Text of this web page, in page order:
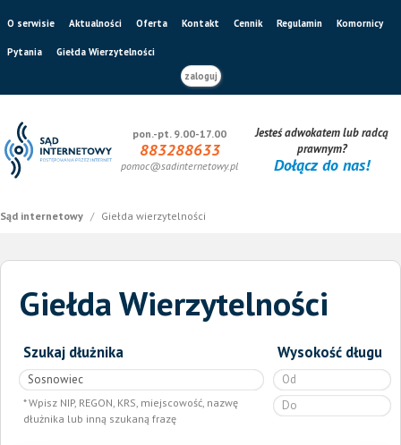
O serwisie Aktualności Oferta Kontakt Cennik Regulamin Komornicy
Pytania
Giełda Wierzytelności
zaloguj
pon.-pt. 9.00-17.00
883288633
pomoc@sadinternetowy.pl
Jesteś adwokatem lub radcą
prawnym?
Dołącz do nas!
Sąd internetowy / Giełda wierzytelności
Giełda Wierzytelności
Szukaj dłużnika
Wpisz NIP, REGON, KRS, miejscowość, nazwę
dłużnika lub inną szukaną frazę
Wysokość długu